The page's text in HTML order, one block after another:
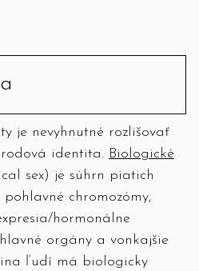
je nevyhnutné rozlišovať
identita. Biologické
sex) je súhrn piatich
chromozómy,
hormonálne
orgány a vonkajšie
ľudí má biologicky